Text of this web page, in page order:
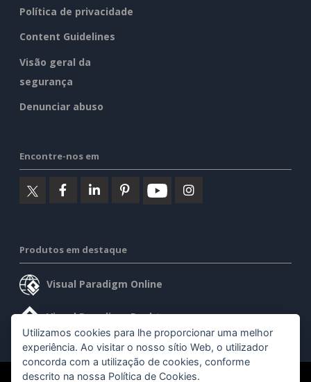
Política de privacidade
Content Guidelines
Visão geral da
segurança
Denunciar abuso
Encontre-nos em
Produtos em destaque
Visual Paradigm Online
Visual Paradigm Desktop
Utilizamos cookies para lhe proporcionar uma melhor
experiência. Ao visitar o nosso sítio Web, o utilizador
concorda com a utilização de cookies, conforme
descrito na nossa Política de Cookies.